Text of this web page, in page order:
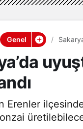
Genel
Erenler